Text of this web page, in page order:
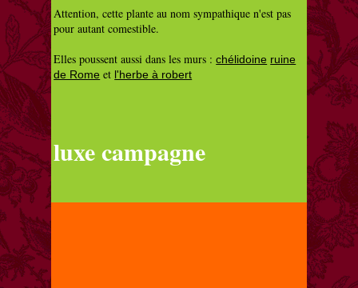
Attention, cette plante au nom sympathique n'est pas
pour autant comestible.
Elles poussent aussi dans les murs :chélidoine ruine
de Rome et l'herbe à robert
luxe campagne